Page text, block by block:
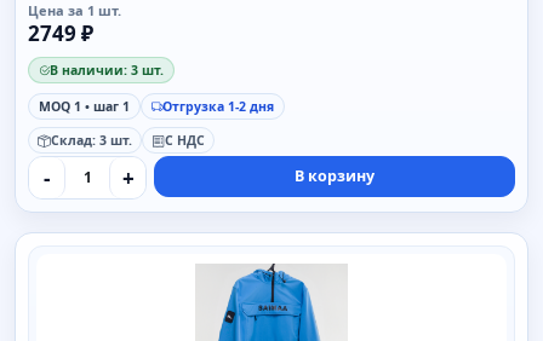
Цена за 1 шт.
2749 ₽
В наличии: 3 шт.
MOQ 1 • шаг 1
Отгрузка 1-2 дня
Склад: 3 шт.
С НДС
- + В корзину
SAIMAA